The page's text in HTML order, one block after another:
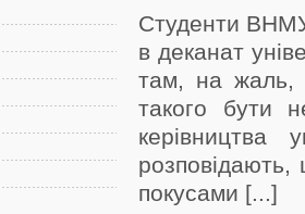
Студенти
в деканат
там, на жаль,
такого бути
керівництва
покусами [...]